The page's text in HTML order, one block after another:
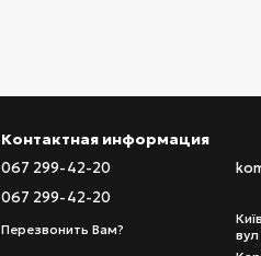
Контактная информация
067 299-42-20
067 299-42-20
Перезвонить Вам?